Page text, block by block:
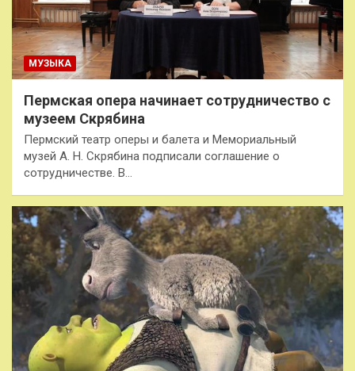
МУЗЫКА
Пермская опера начинает сотрудничество с
музеем Скрябина
Пермский театр оперы и балета и Мемориальный
музей А. Н. Скрябина подписали соглашение о
сотрудничестве. В…